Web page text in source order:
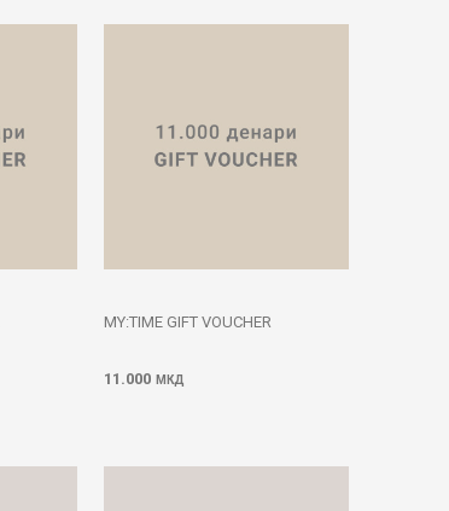
MY:TIME GIFT VOUCHER
11.000 МКД